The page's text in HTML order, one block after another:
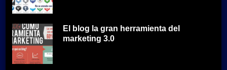
El blog la gran herramienta del
marketing 3.0